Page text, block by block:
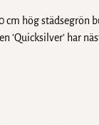
cm hög städsegrön
har